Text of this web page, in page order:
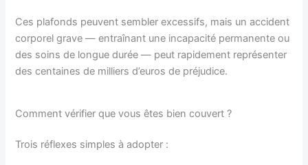
Ces plafonds peuvent sembler excessifs, mais un accident
corporel grave — entraînant une incapacité permanente ou
des soins de longue durée — peut rapidement représenter
des centaines de milliers d’euros de préjudice.
Comment vérifier que vous êtes bien couvert ?
Trois réflexes simples à adopter :